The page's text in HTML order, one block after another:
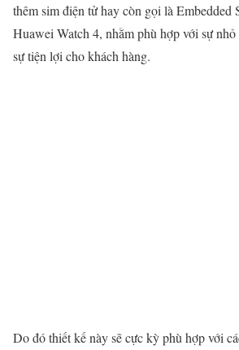
thêm sim điện tử hay còn gọi là Embedded
Huawei Watch 4, nhằm phù hợp với sự
sự tiện lợi cho khách hàng.
Do đó thiết kế này sẽ cực kỳ phù hợp với